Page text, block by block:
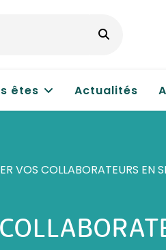
êtes Actualités
VOS COLLABORATEURS EN